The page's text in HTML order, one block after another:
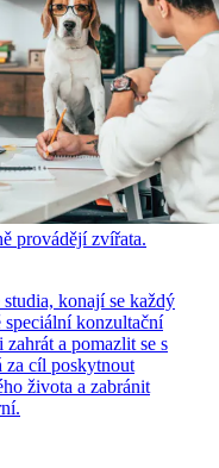
provádějí zvířata.
konají se každý
speciální konzultační
a pomazlit se s
za cíl poskytnout
života a zabránit